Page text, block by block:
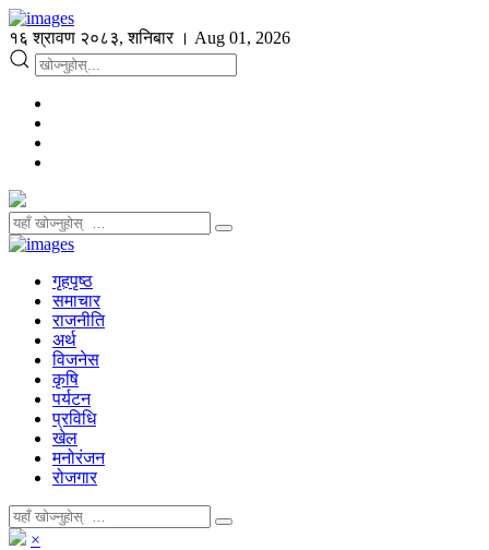
१६ श्रावण २०८३, शनिबार । Aug 01, 2026
गृहपृष्ठ
समाचार
राजनीति
अर्थ
विजनेस
कृषि
पर्यटन
प्रविधि
खेल
मनोरंजन
रोजगार
×